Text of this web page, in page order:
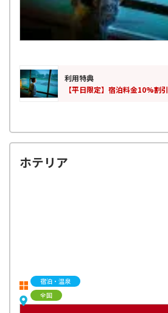
利用特典
【平日限定】宿泊料金10%割引
ホテリア
宿泊・温泉
全国